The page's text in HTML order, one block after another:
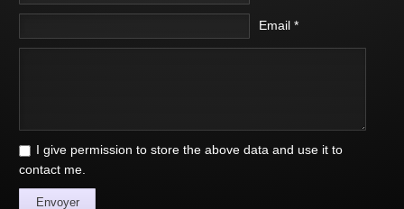
Email *
I give permission to store the above data and use it to
contact me.
Envoyer